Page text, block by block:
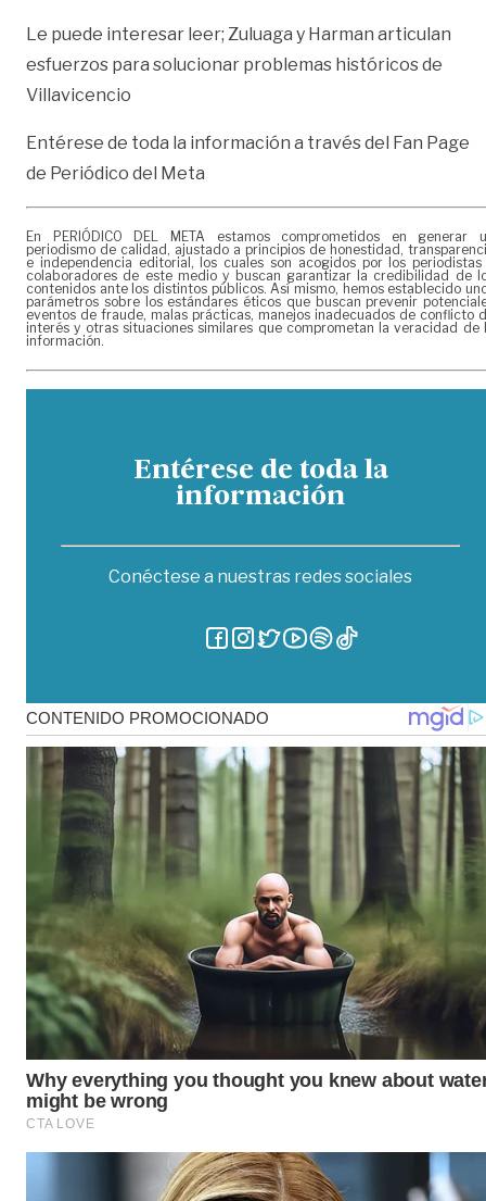
Le puede interesar leer; Zuluaga y Harman articulan
esfuerzos para solucionar problemas históricos de
Villavicencio
Entérese de toda la información a través del Fan Page
de Periódico del Meta
En PERIÓDICO DEL META estamos comprometidos en generar
periodismo de calidad, ajustado a principios de honestidad,
e independencia editorial, los cuales son acogidos por los periodistas
colaboradores de este medio y buscan garantizar la credibilidad de
contenidos ante los distintos públicos. Así mismo, hemos establecido
parámetros sobre los estándares éticos que buscan prevenir
eventos de fraude, malas prácticas, manejos inadecuados de conflicto
interés y otras situaciones similares que comprometan la veracidad de
información.
Entérese de toda la
información
Conéctese a nuestras redes sociales